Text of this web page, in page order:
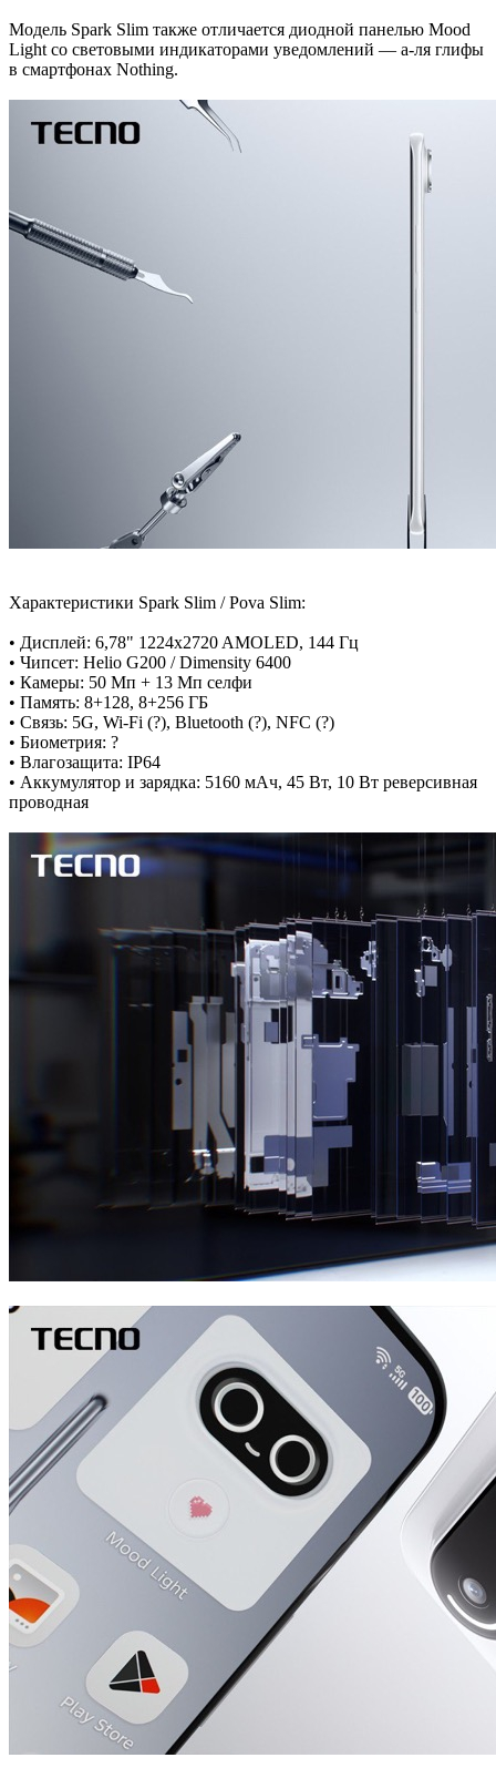
Модель Spark Slim также отличается диодной панелью Mood
Light со световыми индикаторами уведомлений — а-ля глифы
в смартфонах Nothing.
Характеристики Spark Slim / Pova Slim:
• Дисплей: 6,78" 1224x2720 AMOLED, 144 Гц
• Чипсет: Helio G200 / Dimensity 6400
• Камеры: 50 Мп + 13 Мп селфи
• Память: 8+128, 8+256 ГБ
• Связь: 5G, Wi-Fi (?), Bluetooth (?), NFC (?)
• Биометрия: ?
• Влагозащита: IP64
• Аккумулятор и зарядка: 5160 мАч, 45 Вт, 10 Вт реверсивная
проводная